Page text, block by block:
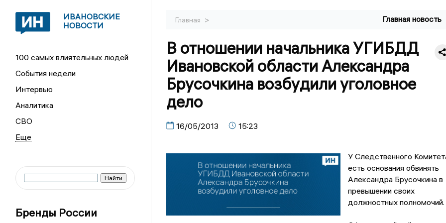
ИВАНОВСКИЕ
НОВОСТИ
100 самых влиятельных людей
События недели
Интервью
Аналитика
СВО
Бренды России
Главная > Главная новость
В отношении начальника УГИБДД
Ивановской области Александра
Брусочкина возбудили уголовное
дело
16/05/2013 15:23
У Следственного
есть основания обвинять
Александра Брусочкина в
превышении своих
должностных полномочий.